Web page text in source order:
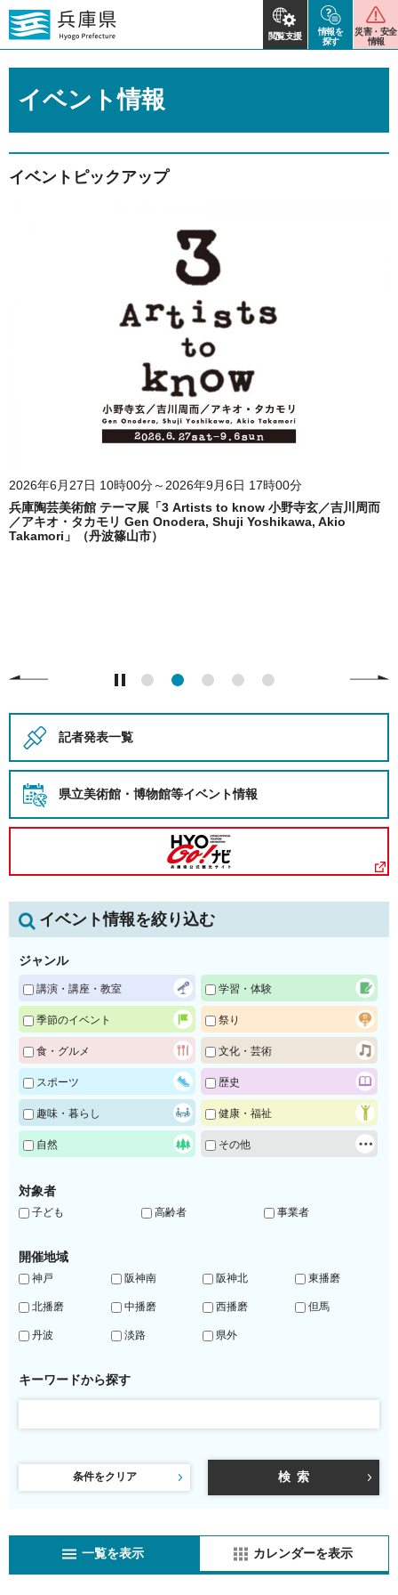
閲覧支援
情報を
探す
災害・安全
情報
イベント情報
イベントピックアップ
2026年6月27日 10時00分～2026年9月6日 17時00分
兵庫陶芸美術館 テーマ展「3 Artists to know 小野寺玄／吉川周而
／アキオ・タカモリ Gen Onodera, Shuji Yoshikawa, Akio
Takamori」（丹波篠山市）
記者発表一覧
県立美術館・博物館等イベント情報
イベント情報を絞り込む
ジャンル
講演・講座・教室 学習・体験
季節のイベント 祭り
食・グルメ 文化・芸術
スポーツ 歴史
趣味・暮らし 健康・福祉
自然 その他
対象者
子ども 高齢者 事業者
開催地域
神戸 阪神南 阪神北 東播磨
北播磨 中播磨 西播磨 但馬
丹波 淡路 県外
キーワードから探す
条件をクリア
一覧を表示 カレンダーを表示